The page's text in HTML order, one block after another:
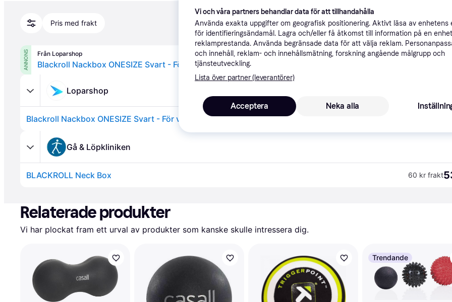
Pris med frakt
ANNONS Från Loparshop
49 kr frakt ,1-3 dagar
Loparshop
Blackroll Nackbox ONESIZE Svart - För velvård och massage, perfekt för löpare och återhämtning.
Gå & Löpkliniken
BLACKROLL Neck Box 60 kr frakt
Relaterade produkter
Vi har plockat fram ett urval av produkter som kanske skulle intressera dig.
Trendande
Vi och våra partners behandlar data för att tillhandahålla
Använda exakta uppgifter om geografisk positionering. Aktivt läsa av enhetens
för identifieringsändamål. Lagra och/eller få åtkomst till information på en
reklamprestanda. Använda begränsade data för att välja reklam.
och innehåll, reklam- och innehållsmätning, forskning angående målgrupp och
tjänsteutveckling.
Lista över partner (leverantörer)
Neka alla
Acceptera